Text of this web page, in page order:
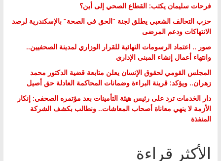
فرحات سليمان يكتب: القطاع الصحي إلى أين؟
حزب التحالف الشعبي يطلق لجنة “الحق في الصحة” بالإسكندرية لرصد
الانتهاكات ودعم المرضى
صور .. اعتماد الرسومات النهائية للقرار الوزاري لمدينة الصحفيين..
وانتهاء أعمال إنشاء المبنى الإداري
المجلس القومي لحقوق الإنسان يعلن متابعة قضية الدكتور محمد
زهران.. ويؤكد: قرينة البراءة وضمانات المحاكمة العادلة حق أصيل
دار الخدمات ترد على رئيس هيئة التأمينات بعد مؤتمره الصحفي: إنكار
الأزمة لا ينهي معاناة أصحاب المعاشات.. ونطالب بكشف الشركة
المنفذة
الأكثر قراءة